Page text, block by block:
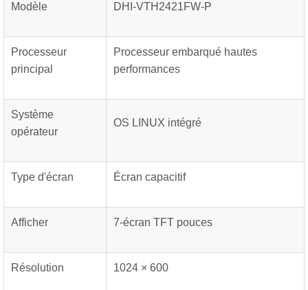
Modèle DHI-VTH2421FW-P
Processeur
principal
Processeur embarqué hautes
performances
Système
opérateur
OS LINUX intégré
Type d'écran Écran capacitif
Afficher 7-écran TFT pouces
Résolution 1024 × 600